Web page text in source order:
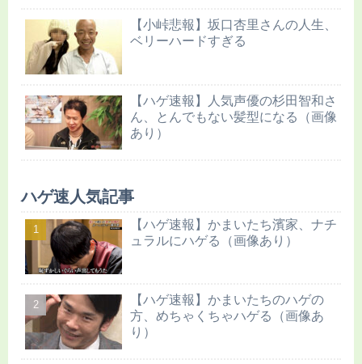
【小峠悲報】坂口杏里さんの人生、
ベリーハードすぎる
【ハゲ速報】人気声優の杉田智和さ
ん、とんでもない髪型になる（画像
あり）
ハゲ速人気記事
【ハゲ速報】かまいたち濱家、ナチ
ュラルにハゲる（画像あり）
【ハゲ速報】かまいたちのハゲの
方、めちゃくちゃハゲる（画像あ
り）